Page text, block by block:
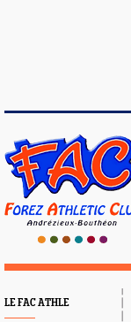
LE FAC ATHLE